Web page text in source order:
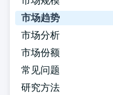
市场趋势
市场分析
市场份额
常见问题
研究方法